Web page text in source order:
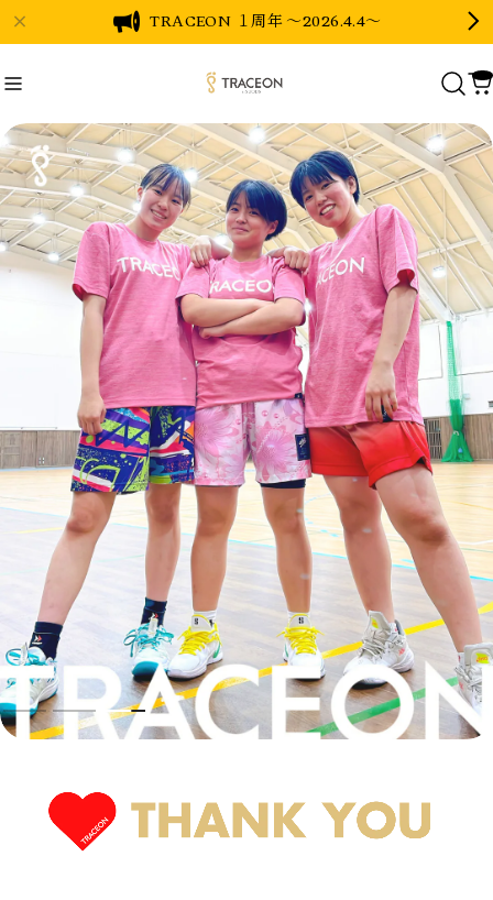
TRACEON １周年 〜2026.4.4〜
Recommendおすすめキーワード
#MONO #Long Tee #Dry Tee
Category 商品カテゴリ
Dry Tees
Cotton Tees
Dry Long Tee
Sweatshirt
Daily
Mug
Sticker
Towel
Headwears
Cap
CLOSE